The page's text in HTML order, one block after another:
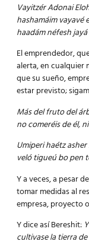
Vayitzér Adonai
hashamáim vayavé
haadám néfesh
El emprendedor,
alerta, en cualquier
que su sueño,
estar previsto;
Más del fruto del
no comeréis de él,
Umiperi haétz
veló tigueú bo pen
Y a veces, a pesar
tomar medidas al
empresa, proyecto
Y dice así Bereshit:
cultivase la tierra